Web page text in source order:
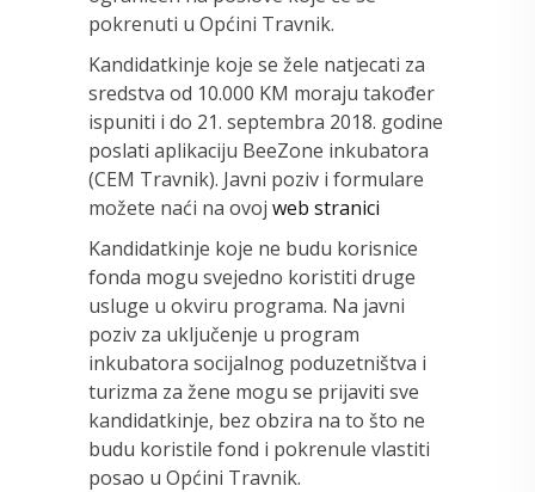
pokrenuti u Općini Travnik.
Kandidatkinje koje se žele natjecati za
sredstva od 10.000 KM moraju također
ispuniti i do 21. septembra 2018. godine
poslati aplikaciju BeeZone inkubatora
(CEM Travnik). Javni poziv i formulare
možete naći na ovoj web stranici
Kandidatkinje koje ne budu korisnice
fonda mogu svejedno koristiti druge
usluge u okviru programa. Na javni
poziv za uključenje u program
inkubatora socijalnog poduzetništva i
turizma za žene mogu se prijaviti sve
kandidatkinje, bez obzira na to što ne
budu koristile fond i pokrenule vlastiti
posao u Općini Travnik.